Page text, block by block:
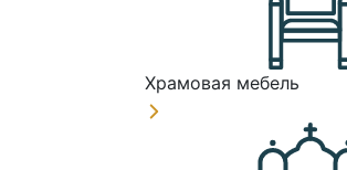
Храмовая мебель